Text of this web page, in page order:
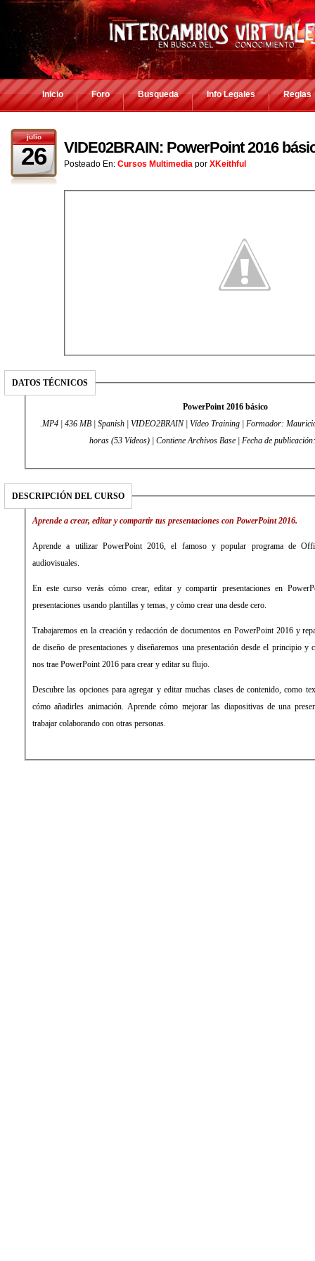
Inicio Foro Busqueda Info Legales Reglas
julio
26 VIDE02BRAIN: PowerPoint 2016
Posteado En: Cursos Multimedia por XKeithful
DATOS TÉCNICOS
PowerPoint 2016 básico
.MP4 | 436 MB | Spanish | VIDEO2BRAIN | Vídeo Training | Formador:
horas (53 Vídeos) | Contiene Archivos Base | Fecha de
DESCRIPCIÓN DEL CURSO
Aprende a crear, editar y compartir tus presentaciones con PowerPoint 2016.
Aprende a utilizar PowerPoint 2016, el famoso y popular programa de
audiovisuales.
En este curso verás cómo crear, editar y compartir presentaciones en
presentaciones usando plantillas y temas, y cómo crear una desde cero.
Trabajaremos en la creación y redacción de documentos en PowerPoint 2016 y
de diseño de presentaciones y diseñaremos una presentación desde el principio y
nos trae PowerPoint 2016 para crear y editar su flujo.
Descubre las opciones para agregar y editar muchas clases de contenido, como
cómo añadirles animación. Aprende cómo mejorar las diapositivas de una
trabajar colaborando con otras personas.